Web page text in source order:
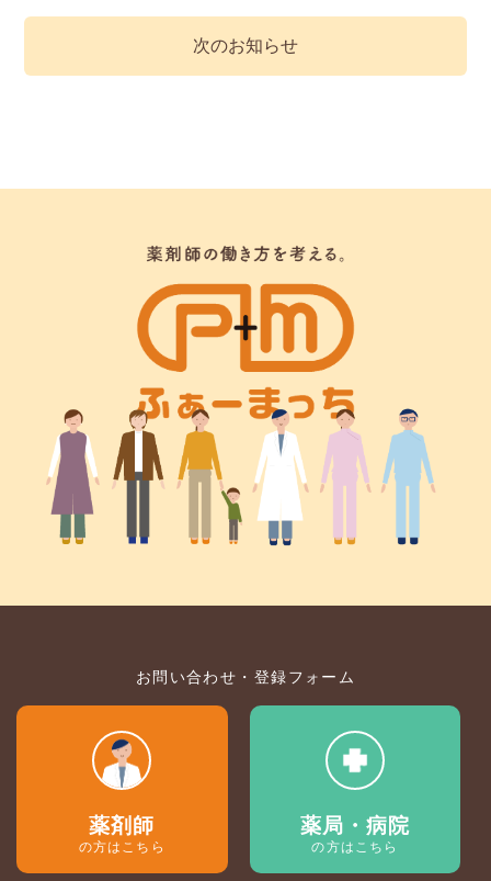
次のお知らせ
お問い合わせ・登録フォーム
薬剤師
の方はこちら
薬局・病院
の方はこちら